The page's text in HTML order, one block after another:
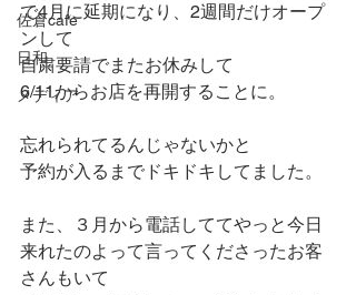
佐倉cafe
日和
メディア
で4月に延期になり、2週間だけオープ
ンして
自粛要請でまたお休みして
6/11からお店を再開することに。
忘れられてるんじゃないかと
予約が入るまでドキドキしてました。
また、３月から電話しててやっと今日
来れたのよって言ってくださったお客
さんもいて